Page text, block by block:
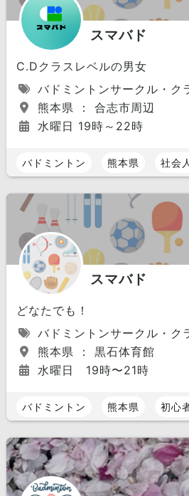
スマバド
C.Dクラスレベルの男女
バドミントンサークル・ク
熊本県 ： 合志市周辺
水曜日 19時～22時
バドミントン 熊本県 社会
スマバド
どなたでも！
バドミントンサークル・ク
熊本県 ： 黒石体育館
水曜日 19時〜21時
バドミントン 熊本県 初心